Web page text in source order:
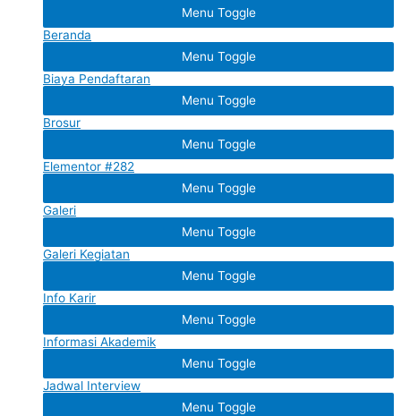
Menu Toggle
Beranda
Menu Toggle
Biaya Pendaftaran
Menu Toggle
Brosur
Menu Toggle
Elementor #282
Menu Toggle
Galeri
Menu Toggle
Galeri Kegiatan
Menu Toggle
Info Karir
Menu Toggle
Informasi Akademik
Menu Toggle
Jadwal Interview
Menu Toggle